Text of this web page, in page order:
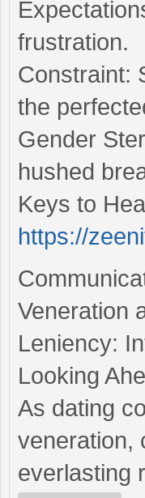
frustration.
Constraint:
the
Gender
hushed
Keys to
https://
Veneration
Leniency:
Looking
As dating
veneration,
everlasting